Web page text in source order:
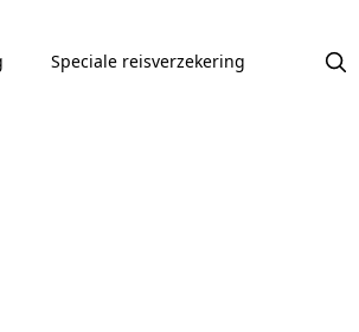
Speciale reisverzekering